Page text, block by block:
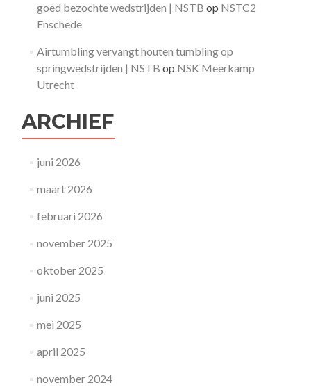
goed bezochte wedstrijden | NSTB op NSTC2
Enschede
Airtumbling vervangt houten tumbling op
springwedstrijden | NSTB op NSK Meerkamp
Utrecht
ARCHIEF
juni 2026
maart 2026
februari 2026
november 2025
oktober 2025
juni 2025
mei 2025
april 2025
november 2024